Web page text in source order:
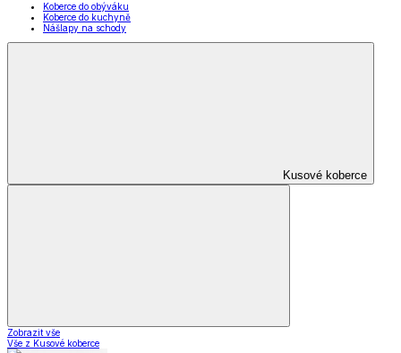
Koberce do obýváku
Koberce do kuchyně
Nášlapy na schody
Kusové koberce
Zobrazit vše
Vše z Kusové koberce